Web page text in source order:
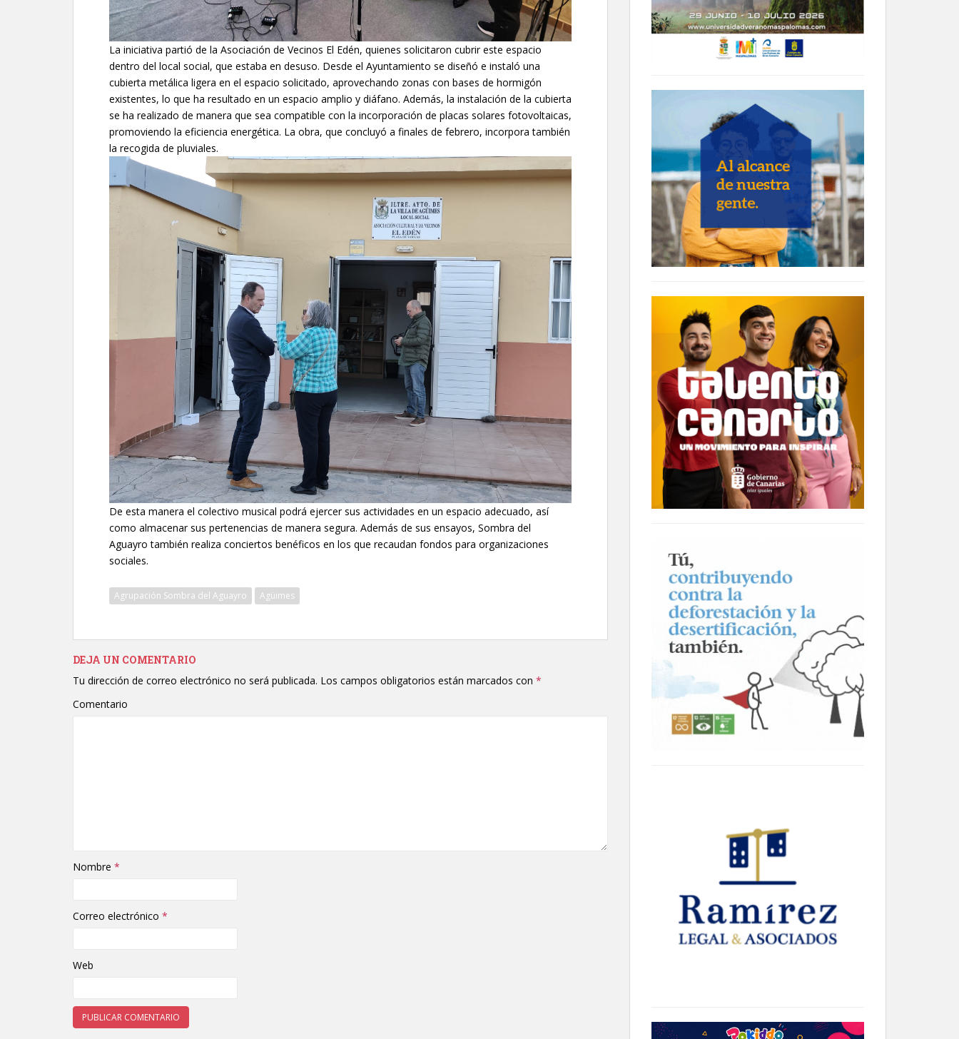
La iniciativa partió de la Asociación de Vecinos El Edén, quienes solicitaron cubrir este espacio
dentro del local social, que estaba en desuso. Desde el Ayuntamiento se diseñó e instaló una
cubierta metálica ligera en el espacio solicitado, aprovechando zonas con bases de hormigón
existentes, lo que ha resultado en un espacio amplio y diáfano. Además, la instalación de la cubierta
se ha realizado de manera que sea compatible con la incorporación de placas solares fotovoltaicas,
promoviendo la eficiencia energética. La obra, que concluyó a finales de febrero, incorpora también
la recogida de pluviales.
De esta manera el colectivo musical podrá ejercer sus actividades en un espacio adecuado, así
como almacenar sus pertenencias de manera segura. Además de sus ensayos, Sombra del
Aguayro también realiza conciertos benéficos en los que recaudan fondos para organizaciones
sociales.
Agrupación Sombra del Aguayro Agüimes
DEJA UN COMENTARIO
Tu dirección de correo electrónico no será publicada. Los campos obligatorios están marcados con *
Comentario
Nombre *
Correo electrónico *
Web